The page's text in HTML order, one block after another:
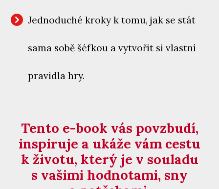
Jednoduché kroky k tomu, jak se stát
sama sobě šéfkou a vytvořit si vlastní
pravidla hry.
Tento e-book vás povzbudí,
inspiruje a ukáže vám cestu
k životu, který je v souladu
s vašimi hodnotami, sny